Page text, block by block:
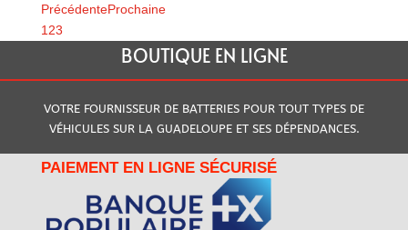
PrécédenteProchaine
1 23
BOUTIQUE EN LIGNE
VOTRE FOURNISSEUR DE BATTERIES POUR TOUT TYPES DE
VÉHICULES SUR LA GUADELOUPE ET SES DÉPENDANCES.
PAIEMENT EN LIGNE SÉCURISÉ